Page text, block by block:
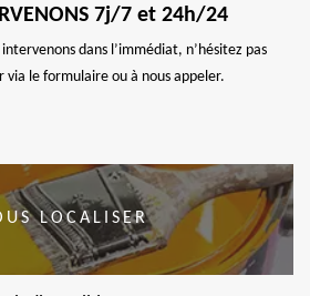
7j/7 et 24h/24
intervenons dans l’immédiat, n’hésitez pas
via le formulaire ou à nous appeler.
LOCALISER